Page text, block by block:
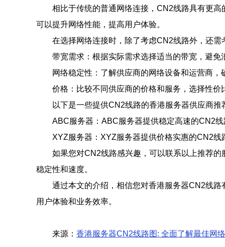
相比于传统的普通网络连接，CN2线路具有更
可以提升网络性能，提高用户体验。
在选择网络连接时，除了考虑CN2线路外，还需
带宽需求：根据实际需求选择适当的带宽，避免
网络稳定性：了解供应商的网络设备和运营商，
价格：比较不同供应商的价格和服务，选择性价
以下是一些提供CN2线路的香港服务器供应商推
ABC服务器：ABC服务器提供稳定高速的CN2
XYZ服务器：XYZ服务器提供价格实惠的CN2
如果您对CN2线路感兴趣，可以联系以上推荐
稳定性和速度。
通过本文的介绍，相信您对香港服务器CN2线
用户体验和业务效率。
来源： 香港服务器CN2线路图: 全面了解最佳网